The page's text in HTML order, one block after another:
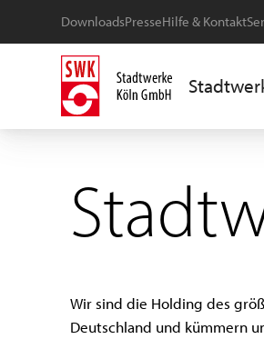
DownloadsPresseHilfe & Kontakt
Wir sind die Holding des
Deutschland und kümmern